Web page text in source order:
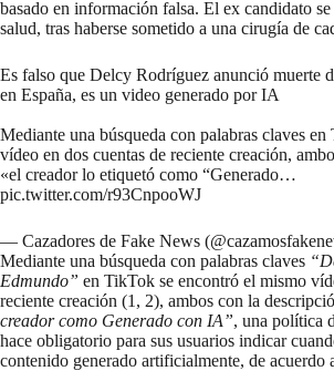
basado en información falsa. El ex candidato
salud, tras haberse sometido a una cirugía de
Es falso que Delcy Rodríguez anunció muerte
en España, es un video generado por IA
Mediante una búsqueda con palabras claves
vídeo en dos cuentas de reciente creación,
«el creador lo etiquetó como “Generado…
pic.twitter.com/r93CnpooWJ
— Cazadores de Fake News
Mediante una búsqueda con palabras claves
Edmundo” en TikTok se encontró el mismo
reciente creación (1 , 2), ambos con la
creador como Generado con IA”, una política
hace obligatorio para sus usuarios indicar
contenido generado artificialmente, de acuerdo